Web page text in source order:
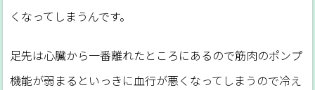
くなってしまうんです。
足先は心臓から一番離れたところにあるので筋肉のポンプ
機能が弱まるといっきに血行が悪くなってしまうので冷え